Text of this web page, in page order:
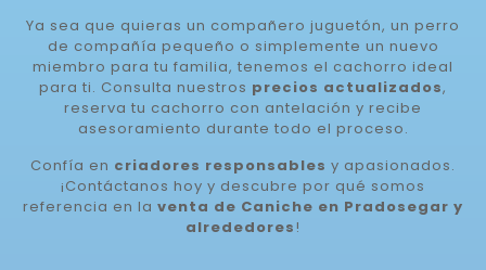
Ya sea que quieras un compañero juguetón, un perro
de compañía pequeño o simplemente un nuevo
miembro para tu familia, tenemos el cachorro ideal
para ti. Consulta nuestros precios actualizados,
reserva tu cachorro con antelación y recibe
asesoramiento durante todo el proceso.
Confía en criadores responsables y apasionados.
¡Contáctanos hoy y descubre por qué somos
referencia en la venta de Caniche en Pradosegar y
alrededores!